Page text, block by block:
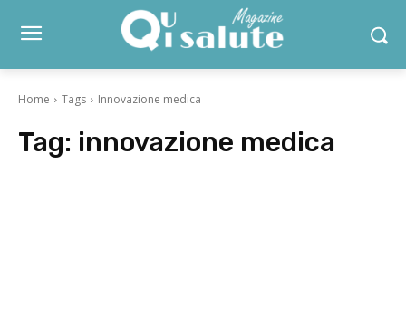
Home Tags Innovazione medica
Tag: innovazione medica